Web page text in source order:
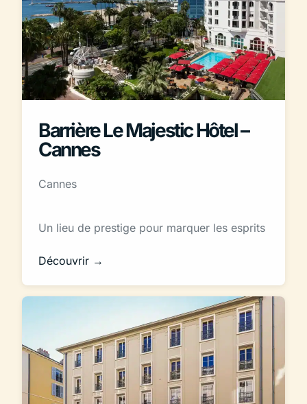
Barrière Le Majestic Hôtel –
Cannes
Cannes
Un lieu de prestige pour marquer les esprits
Découvrir →